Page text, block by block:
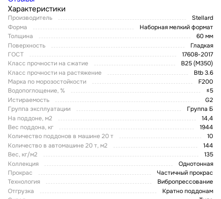
Характеристики
Производитель
Stellard
Форма
Наборная мелкий формат
Толщина
60 мм
Поверхность
Гладкая
ГОСТ
17608-2017
Класс прочности на сжатие
В25 (М350)
Класс прочности на растяжение
Btb 3.6
Марка по морозостойкости
F200
Водопоглощение, %
≤5
Истираемость
G2
Группа эксплуатации
Группа Б
На поддоне, м2
14,4
Вес поддона, кг
1944
Количество поддонов в машине 20 т
10
Количество в автомашине 20 т, м2
144
Вес, кг/м2
135
Коллекция
Однотонная
Прокрас
Частичный прокрас
Технология
Вибропрессование
Отгрузка
Кратно поддонам